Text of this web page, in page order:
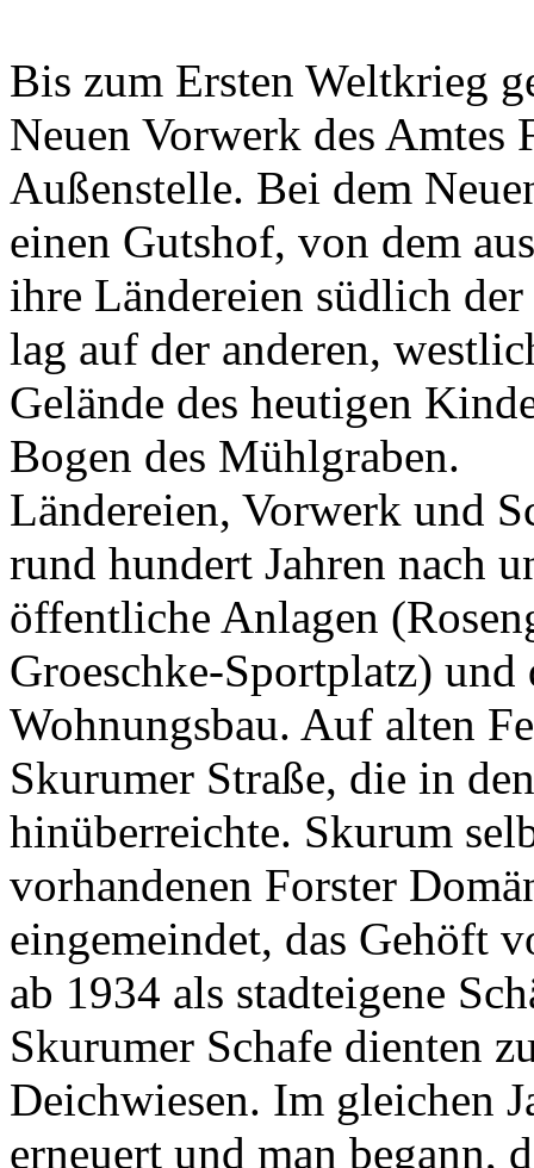
Bis zum Ersten Weltkrieg
Neuen Vorwerk des Amtes
Außenstelle. Bei dem
einen Gutshof, von dem
ihre Ländereien südlich
lag auf der anderen,
Gelände des heutigen
Bogen des Mühlgraben.
Ländereien, Vorwerk und
rund hundert Jahren nach
öffentliche Anlagen
Groeschke-Sportplatz)
Wohnungsbau. Auf alten
Skurumer Straße, die in
hinüberreichte. Skurum
vorhandenen Forster
eingemeindet, das Gehöft
ab 1934 als stadteigene
Skurumer Schafe dienten
Deichwiesen. Im gleichen
erneuert und man begann,